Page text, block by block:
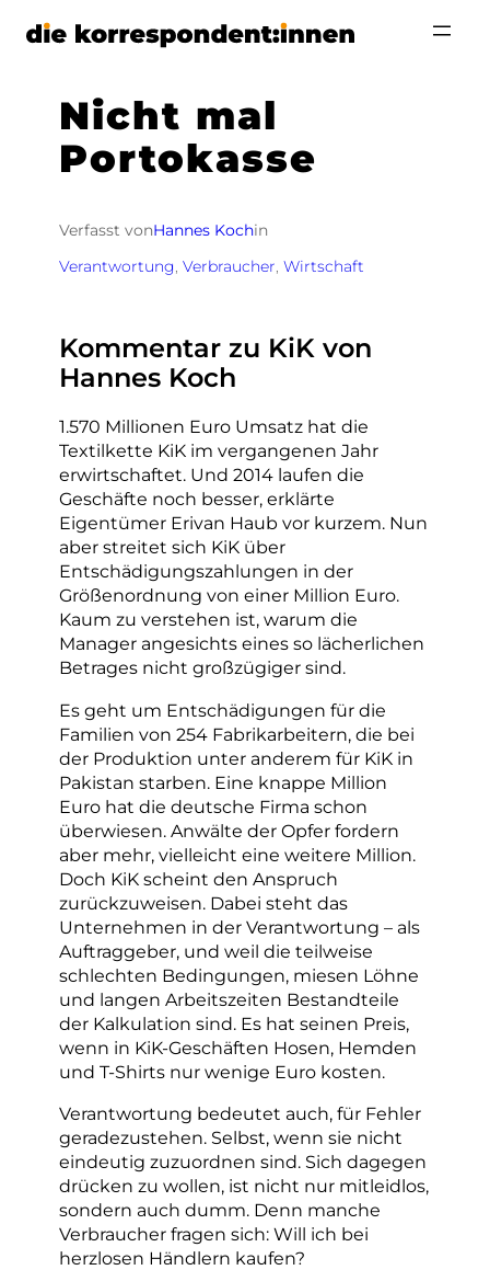
Zum
Nicht mal
Portokasse
Verfasst vonHannes Kochin
Verantwortung, Verbraucher, Wirtschaft
Kommentar zu KiK von
Hannes Koch
1.570 Millionen Euro Umsatz hat die
Textilkette KiK im vergangenen Jahr
erwirtschaftet. Und 2014 laufen die
Geschäfte noch besser, erklärte
Eigentümer Erivan Haub vor kurzem. Nun
aber streitet sich KiK über
Entschädigungszahlungen in der
Größenordnung von einer Million Euro.
Kaum zu verstehen ist, warum die
Manager angesichts eines so lächerlichen
Betrages nicht großzügiger sind.
Es geht um Entschädigungen für die
Familien von 254 Fabrikarbeitern, die bei
der Produktion unter anderem für KiK in
Pakistan starben. Eine knappe Million
Euro hat die deutsche Firma schon
überwiesen. Anwälte der Opfer fordern
aber mehr, vielleicht eine weitere Million.
Doch KiK scheint den Anspruch
zurückzuweisen. Dabei steht das
Unternehmen in der Verantwortung – als
Auftraggeber, und weil die teilweise
schlechten Bedingungen, miesen Löhne
und langen Arbeitszeiten Bestandteile
der Kalkulation sind. Es hat seinen Preis,
wenn in KiK-Geschäften Hosen, Hemden
und T-Shirts nur wenige Euro kosten.
Verantwortung bedeutet auch, für Fehler
geradezustehen. Selbst, wenn sie nicht
eindeutig zuzuordnen sind. Sich dagegen
drücken zu wollen, ist nicht nur mitleidlos,
sondern auch dumm. Denn manche
Verbraucher fragen sich: Will ich bei
herzlosen Händlern kaufen?